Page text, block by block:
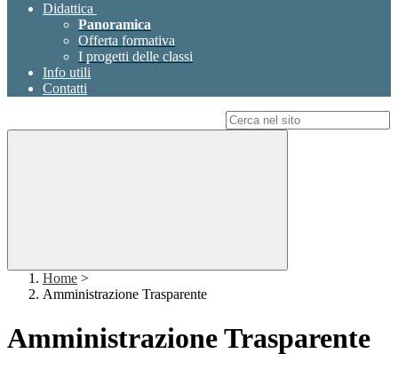
Didattica
Panoramica
Offerta formativa
I progetti delle classi
Info utili
Contatti
Home >
Amministrazione Trasparente
Amministrazione Trasparente